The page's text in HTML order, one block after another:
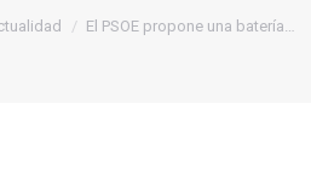
El PSOE propone una batería…